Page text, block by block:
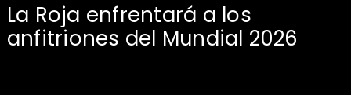
La Roja enfrentará a los
anfitriones del Mundial 2026